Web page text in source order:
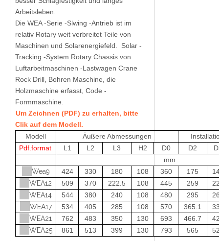
Arbeitsleben.
Die WEA -Serie -Slwing -Antrieb ist im
relativ Rotary weit verbreitet Teile von
Maschinen und Solarenergiefeld. Solar -
Tracking -System Rotary Chassis von
Luftarbeitmaschinen -Lastwagen Crane
Rock Drill, Bohren Maschine, die
Holzmaschine erfasst, Code -
Formmaschine.
Um Zeichnen (PDF) zu erhalten, bitte
Clik auf dem Modell.
Modell
Äußere Abmessungen
Pdf.format
L1 L2 L3 H2 D0 D2
mm
Wea9
424 330 180 108 360 175
WEA12
509 370 222.5 108 445 259
WEA14
544 380 240 108 480 295
WEA17
534 405 285 108 570 365.1
WEA21
762 483 350 130 693 466.7
WEA25
861 513 399 130 793 565